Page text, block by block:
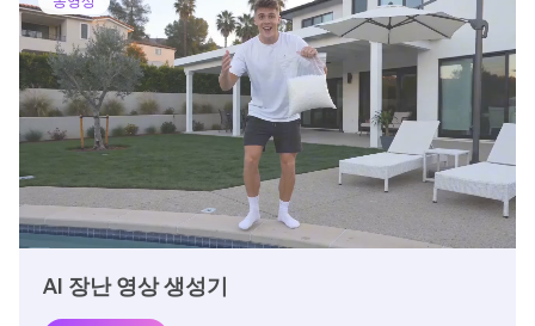
AI 장난 영상 생성기